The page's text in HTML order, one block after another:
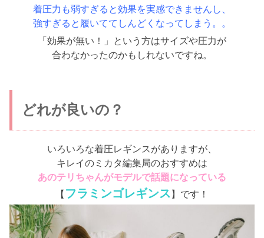
着圧力も弱すぎると効果を実感できませんし、
強すぎると履いててしんどくなってしまう。。
「効果が無い！」という方はサイズや圧力が
合わなかったのかもしれないですね。
どれが良いの？
いろいろな着圧レギンスがありますが、
キレイのミカタ編集局のおすすめは
あのテリちゃんがモデルで話題になっている
【 フラミンゴレギンス 】です！